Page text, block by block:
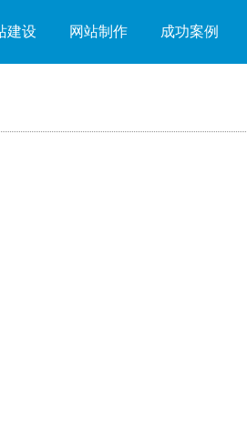
建设 网站制作 成功案例